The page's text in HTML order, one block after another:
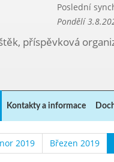
Poslední
Pondělí
příspěvková
Kontakty a informace
2019 Březen 2019